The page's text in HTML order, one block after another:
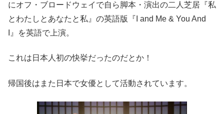
にオフ・ブロードウェイで自ら脚本・演出の二人芝居『私
とわたしとあなたと私』の英語版『I and Me & You And
I』を英語で上演。
これは日本人初の快挙だったのだとか！
帰国後はまた日本で女優として活動されています。